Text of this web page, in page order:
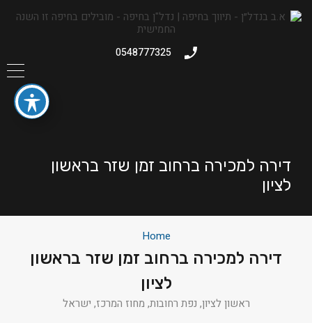
0548777325
דירה למכירה ברחוב זמן שזר בראשון
לציון
Home
דירה למכירה ברחוב זמן שזר בראשון
לציון
ראשון לציון, נפת רחובות, מחוז המרכז, ישראל